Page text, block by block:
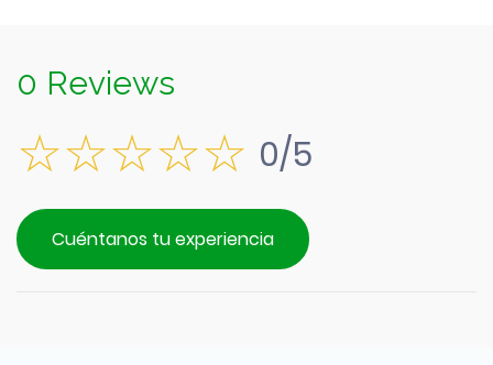
0 Reviews
0/5
Cuéntanos tu experiencia